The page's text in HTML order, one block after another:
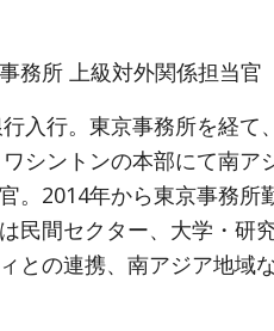
務所 上級対外関係担当官
入行。東京事務所を経て
シントンの本部にて南ア
。2014年から東京事務所
民間セクター、大学・研
との連携、南アジア地域